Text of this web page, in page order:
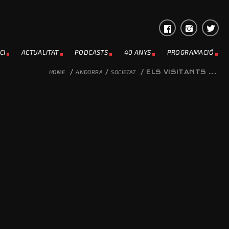
ACTUALITAT PODCASTS 40 ANYS PROGRAMACIÓ
HOME / ANDORRA / SOCIETAT / ELS VISITANTS ...